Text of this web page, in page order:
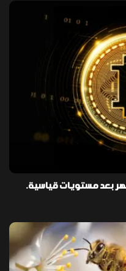
بعد مستويات قياسية.